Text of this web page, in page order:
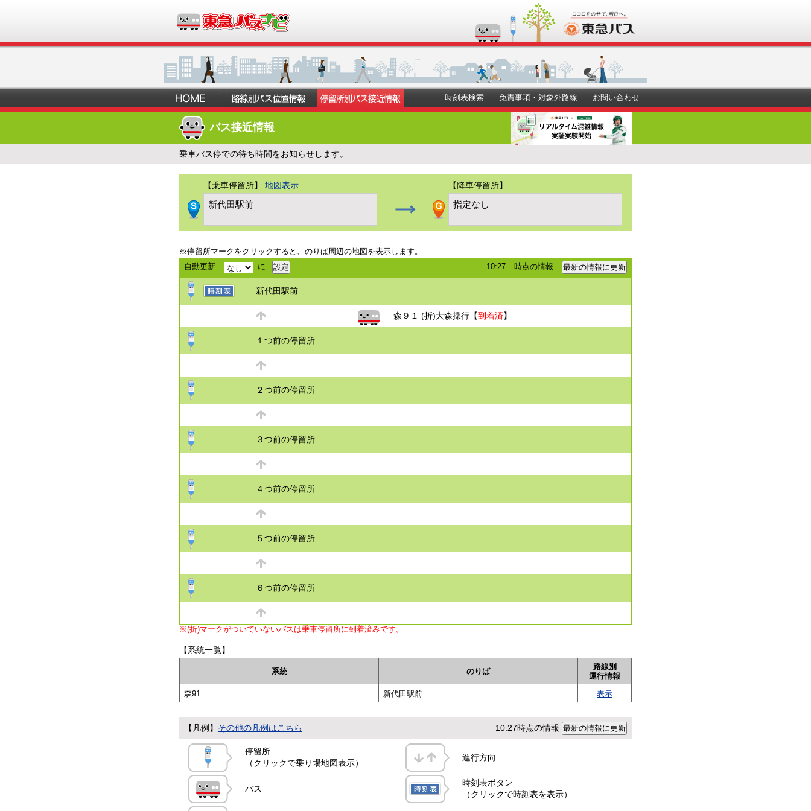
お問い合わせ
免責事項・対象外路線
時刻表検索
バス接近情報
乗車バス停での待ち時間をお知らせします。
【乗車停留所】 地図表示
新代田駅前
【降車停留所】
指定なし
※停留所マークをクリックすると、のりば周辺の地図を表示します。
自動更新
に 10:27 時点の情報
新代田駅前
森９１ (折)大森操行【到着済】
１つ前の停留所
２つ前の停留所
３つ前の停留所
４つ前の停留所
５つ前の停留所
６つ前の停留所
※(折)マークがついていないバスは乗車停留所に到着済みです。
【系統一覧】
系統 のりば
路線別
運行情報
森91
新代田駅前 表示
【凡例】 その他の凡例はこちら 10:27時点の情報
停留所
（クリックで乗り場地図表示）
進行方向
バス
時刻表ボタン
（クリックで時刻表を表示）